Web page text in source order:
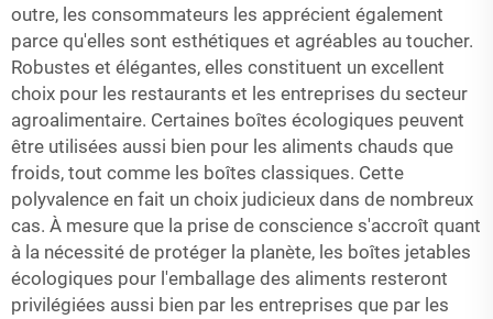
outre, les consommateurs les apprécient également
parce qu'elles sont esthétiques et agréables au toucher.
Robustes et élégantes, elles constituent un excellent
choix pour les restaurants et les entreprises du secteur
agroalimentaire. Certaines boîtes écologiques peuvent
être utilisées aussi bien pour les aliments chauds que
froids, tout comme les boîtes classiques. Cette
polyvalence en fait un choix judicieux dans de nombreux
cas. À mesure que la prise de conscience s'accroît quant
à la nécessité de protéger la planète, les boîtes jetables
écologiques pour l'emballage des aliments resteront
privilégiées aussi bien par les entreprises que par les